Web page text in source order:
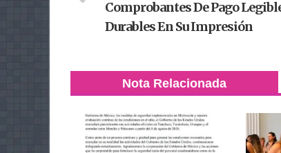
Comprobantes De Pago
Durables En Su Impresión
Nota Relacionada